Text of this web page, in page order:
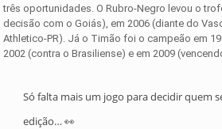
três oportunidades. O Rubro-Negro levou o
decisão com o Goiás), em 2006 (diante do
Athletico-PR). Já o Timão foi o campeão em
2002 (contra o Brasiliense) e em 2009
Só falta mais um jogo para decidir quem
edição… 👀